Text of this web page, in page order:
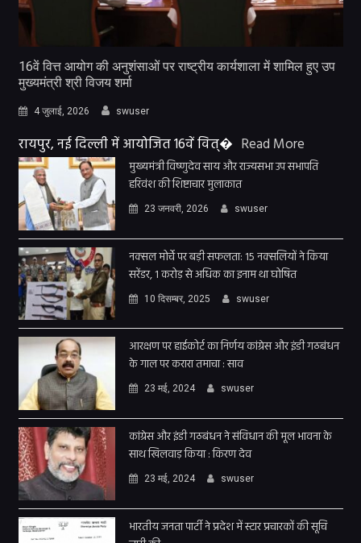
16वें वित्त आयोग की अनुशंसाओं पर राष्ट्रीय कार्यशाला में शामिल हुए उप
मुख्यमंत्री श्री विजय शर्मा
4 जुलाई, 2026 swuser
रायपुर, नई दिल्ली में आयोजित 16वें वित्� Read More
मुख्यमंत्री विष्णुदेव साय और राज्यसभा उप सभापति
हरिवंश की शिष्टाचार मुलाकात
23 जनवरी, 2026 swuser
नक्सल मोर्चे पर बड़ी सफलता: 15 नक्सलियों ने किया
सरेंडर, 1 करोड़ से अधिक का इनाम था घोषित
10 दिसम्बर, 2025 swuser
आरक्षण पर हाईकोर्ट का निर्णय कांग्रेस और इंडी गठबंधन
के गाल पर करारा तमाचा : साव
23 मई, 2024 swuser
कांग्रेस और इंडी गठबंधन ने संविधान की मूल भावना के
साथ खिलवाड़ किया : किरण देव
23 मई, 2024 swuser
भारतीय जनता पार्टी ने प्रदेश में स्टार प्रचारकों की सूचि